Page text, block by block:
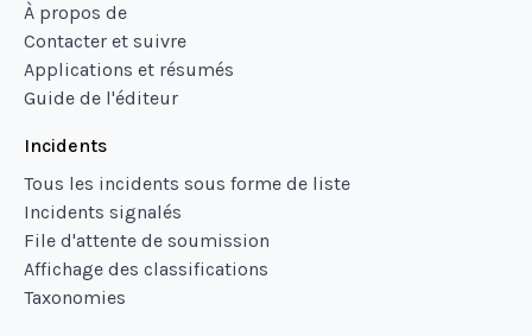
À propos de
Contacter et suivre
Applications et résumés
Guide de l'éditeur
Incidents
Tous les incidents sous forme de liste
Incidents signalés
File d'attente de soumission
Affichage des classifications
Taxonomies